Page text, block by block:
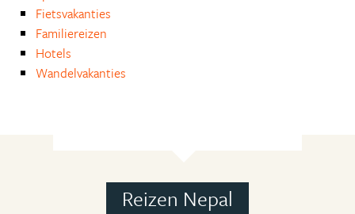
Fietsvakanties
Familiereizen
Hotels
Wandelvakanties
Reizen Nepal